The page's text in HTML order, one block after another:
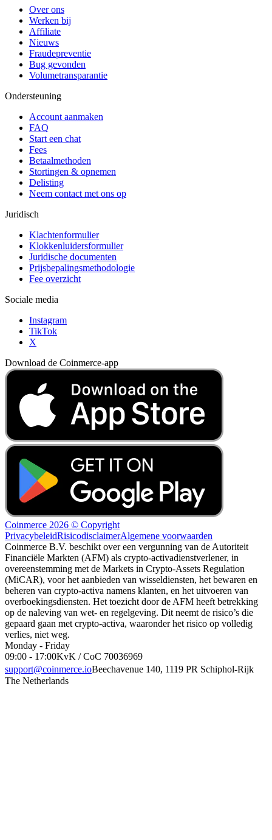
Over ons
Werken bij
Affiliate
Nieuws
Fraudepreventie
Bug gevonden
Volumetransparantie
Ondersteuning
Account aanmaken
FAQ
Start een chat
Fees
Betaalmethoden
Stortingen & opnemen
Delisting
Neem contact met ons op
Juridisch
Klachtenformulier
Klokkenluidersformulier
Juridische documenten
Prijsbepalingsmethodologie
Fee overzicht
Sociale media
Instagram
TikTok
X
Download de Coinmerce-app
Coinmerce 2026 © Copyright
PrivacybeleidRisicodisclaimerAlgemene voorwaarden
Coinmerce B.V. beschikt over een vergunning van de Autoriteit
Financiële Markten (AFM) als crypto-activadienstverlener, in
overeenstemming met de Markets in Crypto-Assets Regulation
(MiCAR), voor het aanbieden van wisseldiensten, het bewaren en
beheren van crypto-activa namens klanten, en het uitvoeren van
overboekingsdiensten. Het toezicht door de AFM heeft betrekking
op de naleving van wet- en regelgeving. Dit neemt de risico’s die
gepaard gaan met crypto-activa, waaronder het risico op volledig
verlies, niet weg.
Monday - Friday
09:00 - 17:00KvK / CoC 70036969
support@coinmerce.ioBeechavenue 140, 1119 PR Schiphol-Rijk
The Netherlands